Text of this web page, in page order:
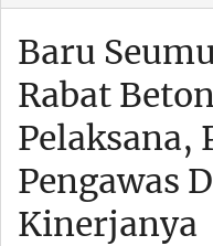
Baru
Rabat
Pelaksana,
Pengawas
Kinerjanya